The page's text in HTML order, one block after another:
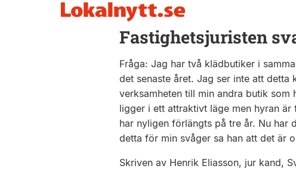
Fastighetsjuristen
Fråga: Jag har två klädbutiker i
det senaste året. Jag ser inte att
verksamheten till min andra butik
ligger i ett attraktivt läge men hyran
har nyligen förlängts på tre år. Nu har
detta för min svåger sa han att det är
Skriven av Henrik Eliasson, jur kand,